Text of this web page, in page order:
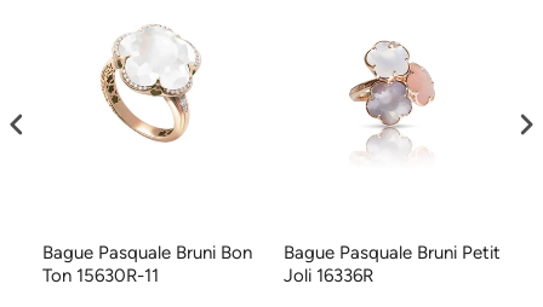
Bague Pasquale Bruni Bon
Ton 15630R-11
Bague Pasquale Bruni Petit
Joli 16336R